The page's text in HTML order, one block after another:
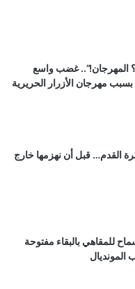
المهرجان!”.. غضب واسع
مهرجان الأزرار الحريرية
القدم… قبل أن نهزمها خارج
للمقاهي بالبقاء مفتوحة